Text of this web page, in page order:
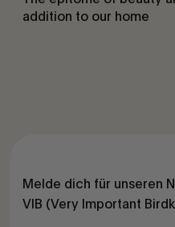
addition to our home
Melde dich für unseren
VIB (Very Important